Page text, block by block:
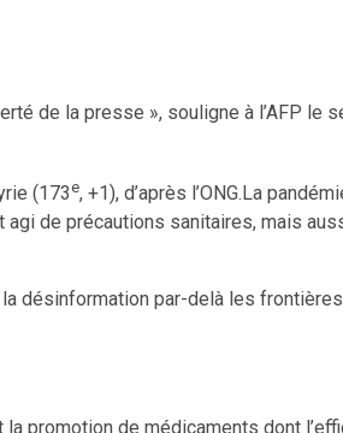
de la presse », souligne à l’AFP le
(173e, +1), d’après l’ONG.La
de précautions sanitaires, mais
désinformation par-delà les
promotion de médicaments dont